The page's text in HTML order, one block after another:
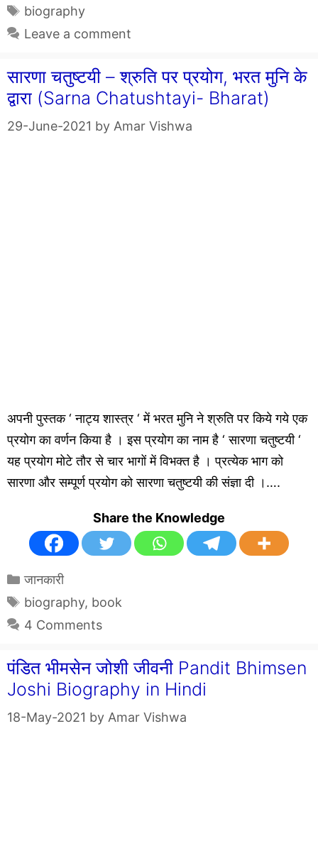
Tags
biography
Leave a comment
सारणा चतुष्टयी – श्रुति पर प्रयोग, भरत मुनि के
द्वारा (Sarna Chatushtayi- Bharat)
29-June-2021 by Amar Vishwa
अपनी पुस्तक ‘ नाट्य शास्त्र ‘ में भरत मुनि ने श्रुति पर किये गये एक
प्रयोग का वर्णन किया है । इस प्रयोग का नाम है ‘ सारणा चतुष्टयी ‘
यह प्रयोग मोटे तौर से चार भागों में विभक्त है । प्रत्येक भाग को
सारणा और सम्पूर्ण प्रयोग को सारणा चतुष्टयी की संज्ञा दी ।….
Share the Knowledge
Categories
जानकारी
Tags
biography, book
4 Comments
पंडित भीमसेन जोशी जीवनी Pandit Bhimsen
Joshi Biography in Hindi
18-May-2021 by Amar Vishwa